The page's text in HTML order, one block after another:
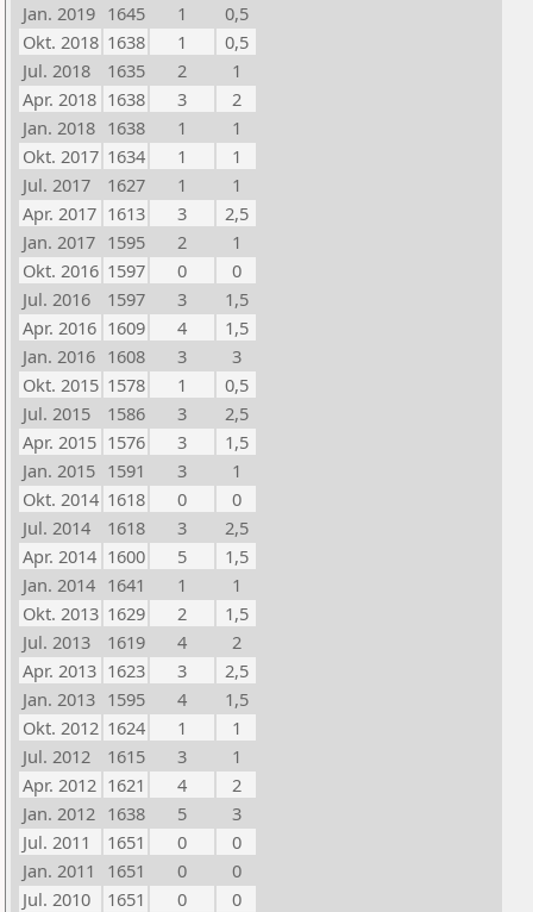
Jan. 2019 1645 1
0,5
Okt. 2018 1638 1
0,5
Jul. 2018
1635 2
1
Apr. 2018 1638 3
2
Jan. 2018 1638 1
1
Okt. 2017 1634 1
1
Jul. 2017
1627 1
1
Apr. 2017 1613 3
2,5
Jan. 2017 1595 2
1
Okt. 2016 1597 0
0
Jul. 2016
1597 3
1,5
Apr. 2016 1609 4
1,5
Jan. 2016 1608 3
3
Okt. 2015 1578 1
0,5
Jul. 2015
1586 3
2,5
Apr. 2015 1576 3
1,5
Jan. 2015 1591 3
1
Okt. 2014 1618 0
0
Jul. 2014
1618 3
2,5
Apr. 2014 1600 5
1,5
Jan. 2014 1641 1
1
Okt. 2013 1629 2
1,5
Jul. 2013
1619 4
2
Apr. 2013 1623 3
2,5
Jan. 2013 1595 4
1,5
Okt. 2012 1624 1
1
Jul. 2012
1615 3
1
Apr. 2012 1621 4
2
Jan. 2012 1638 5
3
Jul. 2011
1651 0
0
Jan. 2011
1651 0
0
Jul. 2010
1651 0
0